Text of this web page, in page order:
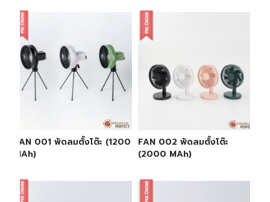
FAN 001 พัดลมตั้งโต๊ะ (1200
MAh)
FAN 002 พัดลมตั้งโต๊ะ
(2000 MAh)